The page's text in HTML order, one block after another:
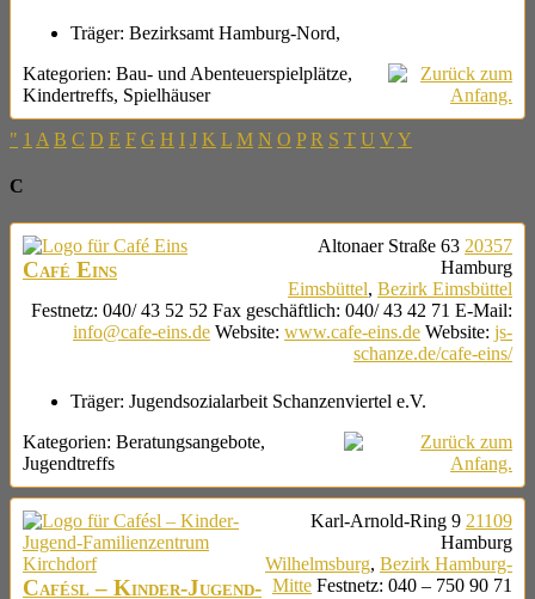
Träger: Bezirksamt Hamburg-Nord,
Kategorien: Bau- und Abenteuerspielplätze,
Kindertreffs, Spielhäuser
" 1 A B C D E F G H I J K L M N O P R S T U V Y
C
Café Eins
Altonaer Straße 63 20357
Hamburg
Eimsbüttel, Bezirk Eimsbüttel
Festnetz: 040/ 43 52 52 Fax geschäftlich: 040/ 43 42 71 E-Mail:
info@cafe-eins.de Website: www.cafe-eins.de Website: js-
schanze.de/cafe-eins/
Träger: Jugendsozialarbeit Schanzenviertel e.V.
Kategorien: Beratungsangebote,
Jugendtreffs
Cafésl – Kinder-Jugend-
Karl-Arnold-Ring 9 21109
Hamburg
Wilhelmsburg, Bezirk Hamburg-
Mitte Festnetz: 040 – 750 90 71